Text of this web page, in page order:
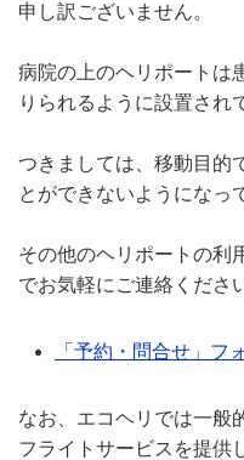
申し訳ございません。
病院の上のヘリポートは
りられるように設置され
つきましては、移動目的
とができないようになっ
その他のヘリポートの利
でお気軽にご連絡くださ
「予約・問合せ」フ
なお、エコヘリでは一般
フライトサービスを提供